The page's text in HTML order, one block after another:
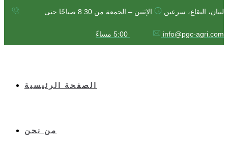
لبنان، البقاع، سرعين الإثنين – الجمعة من 8:30 صباحًا حتى
5:00 مساءً info@pgc-agri.com
الصفحة الرئيسية
من نحن